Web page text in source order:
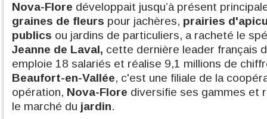
Nova-Flore développait jusqu’à présent
graines de fleurs pour jachères, prairies
publics ou jardins de particuliers, a racheté le
Jeanne de Laval, cette dernière leader français
emploie 18 salariés et réalise 9,1 millions de
Beaufort-en-Vallée, c'est une filiale de la
opération, Nova-Flore diversifie ses gammes et
le marché du jardin.